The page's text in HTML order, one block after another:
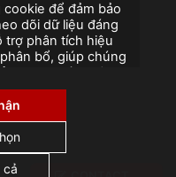
để đảm bảo
dõi dữ liệu đáng
trợ phân tích hiệu
bổ, giúp chúng
bạn. Chúng tôi
cáo hoặc tiếp
bán dữ liệu cá
cách nhấp vào
ý với việc chúng
cả